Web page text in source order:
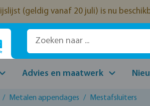
(geldig vanaf 20 juli) is nu
Advies en maatwerk
/ Metalen appendages / Mestafsluiters